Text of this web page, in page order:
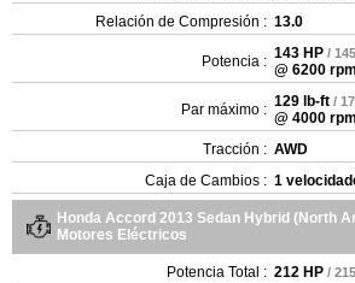
Relación de Compresión : 13.0
Potencia : 143 HP /
@ 6200 rpm
Par máximo : 129 lb-ft /
@ 4000 rpm
Tracción : AWD
Caja de Cambios : 1
Honda Accord 2013 Sedan Hybrid (North
Motores Eléctricos
Potencia Total : 212 HP /